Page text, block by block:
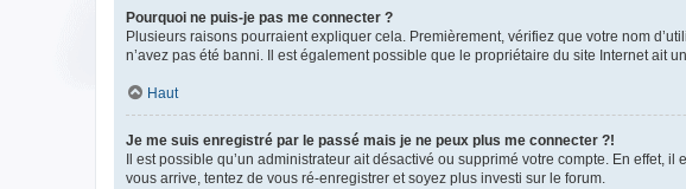
Pourquoi ne puis-je pas me connecter ?
Plusieurs raisons pourraient expliquer cela. Premièrement, vérifiez que votre nom
n’avez pas été banni. Il est également possible que le propriétaire du site Internet ait
Haut
Je me suis enregistré par le passé mais je ne peux plus me connecter ?!
Il est possible qu’un administrateur ait désactivé ou supprimé votre compte. En
vous arrive, tentez de vous ré-enregistrer et soyez plus investi sur le forum.